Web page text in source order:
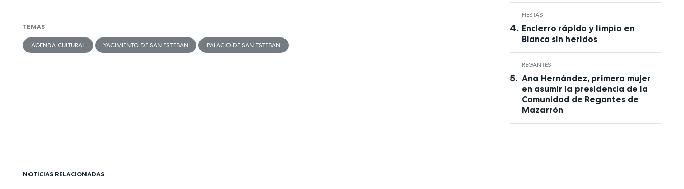
TEMAS
AGENDA CULTURAL YACIMIENTO DE SAN ESTEBAN PALACIO DE SAN ESTEBAN
FIESTAS
Encierro rápido y limpio en
Blanca sin heridos
REGANTES
Ana Hernández, primera mujer
en asumir la presidencia de la
Comunidad de Regantes de
Mazarrón
NOTICIAS RELACIONADAS